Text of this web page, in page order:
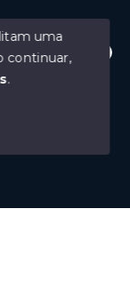
te ajudar.
os
uma
continuar,
.